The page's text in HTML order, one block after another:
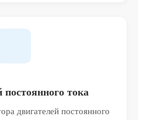
постоянного тока
двигателей постоянного